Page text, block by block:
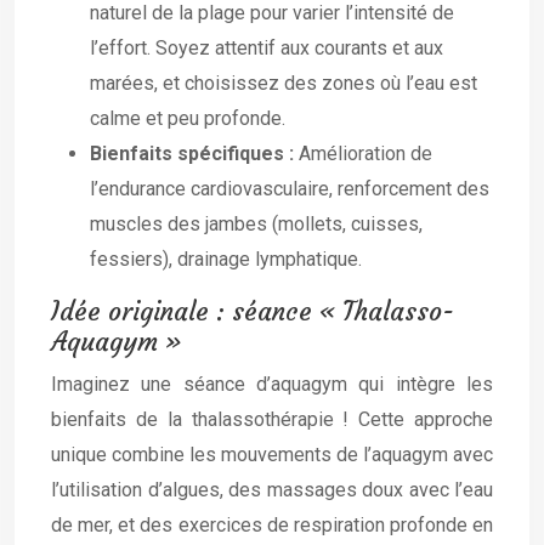
naturel de la plage pour varier l’intensité de
l’effort. Soyez attentif aux courants et aux
marées, et choisissez des zones où l’eau est
calme et peu profonde.
Bienfaits spécifiques : Amélioration de
l’endurance cardiovasculaire, renforcement des
muscles des jambes (mollets, cuisses,
fessiers), drainage lymphatique.
Idée originale : séance « Thalasso-
Aquagym »
Imaginez une séance d’aquagym qui intègre les
bienfaits de la thalassothérapie ! Cette approche
unique combine les mouvements de l’aquagym avec
l’utilisation d’algues, des massages doux avec l’eau
de mer, et des exercices de respiration profonde en